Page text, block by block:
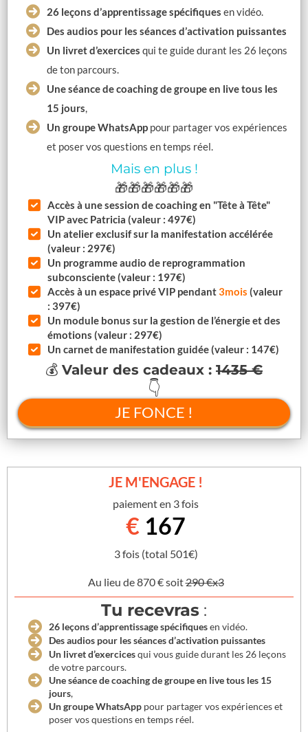
26 leçons d’apprentissage spécifiques en vidéo.
Des audios pour les séances d’activation puissantes
Un livret d’exercices qui te guide durant les 26 leçons
de ton parcours.
Une séance de coaching de groupe en live tous les
15 jours,
Un groupe WhatsApp pour partager vos expériences
et poser vos questions en temps réel.
Mais en plus !
🎁🎁🎁🎁🎁🎁
Accès à une session de coaching en "Tête à Tête"
VIP avec Patricia (valeur : 497€)
Un atelier exclusif sur la manifestation accélérée
(valeur : 297€)
Un programme audio de reprogrammation
subconsciente (valeur : 197€)
Accès à un espace privé VIP pendant3mois (valeur
: 397€)
Un module bonus sur la gestion de l’énergie et des
émotions (valeur : 297€)
Un carnet de manifestation guidée (valeur : 147€)
💰 Valeur des cadeaux : 1435 €
👇
JE FONCE !
JE M'ENGAGE !
paiement en 3 fois
€ 167
3 fois (total 501€)
Au lieu de 870 € soit290 €x3
Tu recevras :
26 leçons d’apprentissage spécifiquesen vidéo.
Des audios pour les séances d’activation puissantes
Un livret d’exercicesqui vous guide durant les 26 leçons
de votre parcours.
Une séance de coaching de groupe en live tous les 15
jours,
Un groupe WhatsApp pour partager vos expériences et
poser vos questions en temps réel.